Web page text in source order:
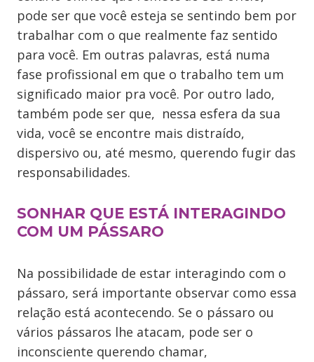
pode ser que você esteja se sentindo bem por
trabalhar com o que realmente faz sentido
para você. Em outras palavras, está numa
fase profissional em que o trabalho tem um
significado maior pra você. Por outro lado,
também pode ser que, nessa esfera da sua
vida, você se encontre mais distraído,
dispersivo ou, até mesmo, querendo fugir das
responsabilidades.
SONHAR QUE ESTÁ INTERAGINDO
COM UM PÁSSARO
Na possibilidade de estar interagindo com o
pássaro, será importante observar como essa
relação está acontecendo. Se o pássaro ou
vários pássaros lhe atacam, pode ser o
inconsciente querendo chamar,